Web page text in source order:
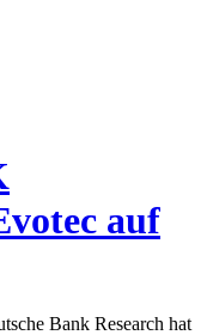
auf
Bank Research hat